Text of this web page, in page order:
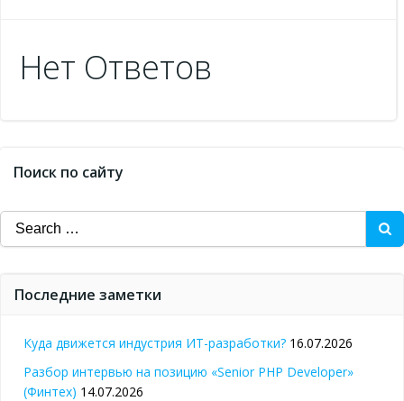
navigation
Нет Ответов
Поиск по сайту
Search
for:
Последние заметки
Куда движется индустрия ИТ-разработки? 16.07.2026
Разбор интервью на позицию «Senior PHP Developer»
(Финтех) 14.07.2026